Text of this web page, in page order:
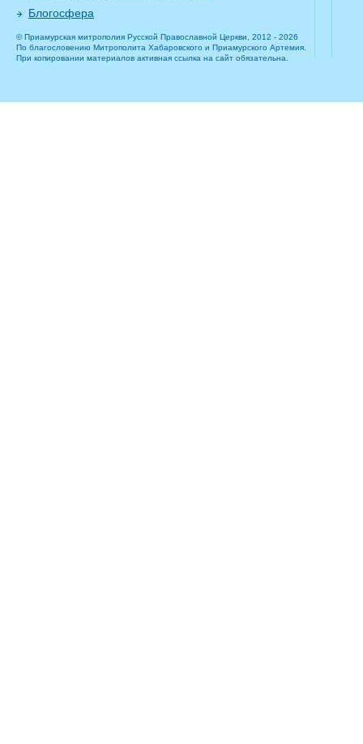
Блогосфера
© Приамурская митрополия Русской Православной Церкви, 2012 - 2026
По благословению Митрополита Хабаровского и Приамурского Артемия.
При копировании материалов активная ссылка на сайт обязательна.